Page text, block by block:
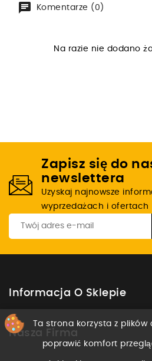
Komentarze (0)
Na razie nie dodano
Zapisz się do
newslettera
Uzyskaj najnowsze
wyprzedażach i ofertach
Informacja O Sklepie
Nasza Firma
Ta strona korzysta z
poprawić komfort